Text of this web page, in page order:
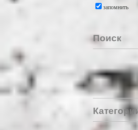
запомнить
Поиск